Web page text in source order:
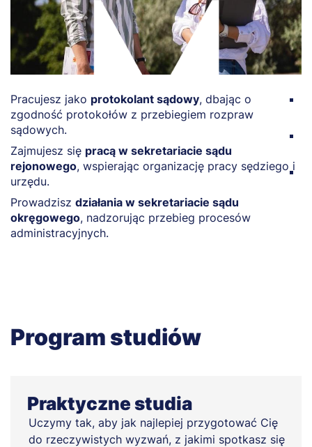
Pracujesz jako protokolant sądowy, dbając o
zgodność protokołów z przebiegiem rozpraw
sądowych.
Zajmujesz się pracą w sekretariacie sądu
rejonowego, wspierając organizację pracy sędziego i
urzędu.
Prowadzisz działania w sekretariacie sądu
okręgowego, nadzorując przebieg procesów
administracyjnych.
Program studiów
Praktyczne studia
Uczymy tak, aby jak najlepiej przygotować Cię
do rzeczywistych wyzwań, z jakimi spotkasz się